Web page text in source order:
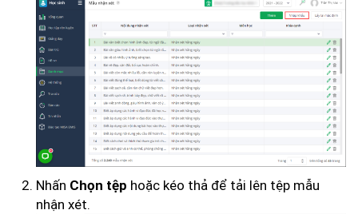
Nhấn Chọn tệp hoặc kéo thả để tải lên tệp mẫu
nhận xét.